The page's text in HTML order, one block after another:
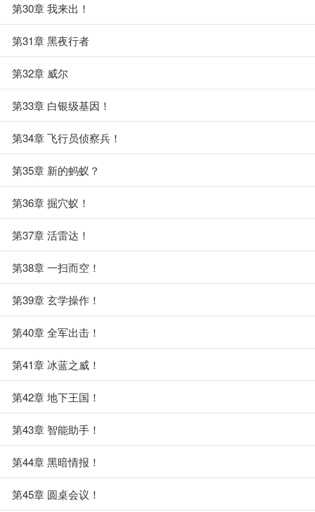
第30章 我来出！
第31章 黑夜行者
第32章 威尔
第33章 白银级基因！
第34章 飞行员侦察兵！
第35章 新的蚂蚁？
第36章 掘穴蚁！
第37章 活雷达！
第38章 一扫而空！
第39章 玄学操作！
第40章 全军出击！
第41章 冰蓝之威！
第42章 地下王国！
第43章 智能助手！
第44章 黑暗情报！
第45章 圆桌会议！